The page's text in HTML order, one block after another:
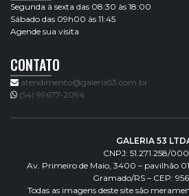
Segunda à sexta das 08:30 às 18:00
Sábado das 09h00 às 11:45
Agende sua visita
CONTATO
atendimento@galeria53.com.br
(54) 99677-2094
GALERIA 53
CNPJ: 51.271.258/
Av. Primeiro de Maio, 3400 – pavilhão
Gramado/RS – CEP:
Todas as imagens deste site são